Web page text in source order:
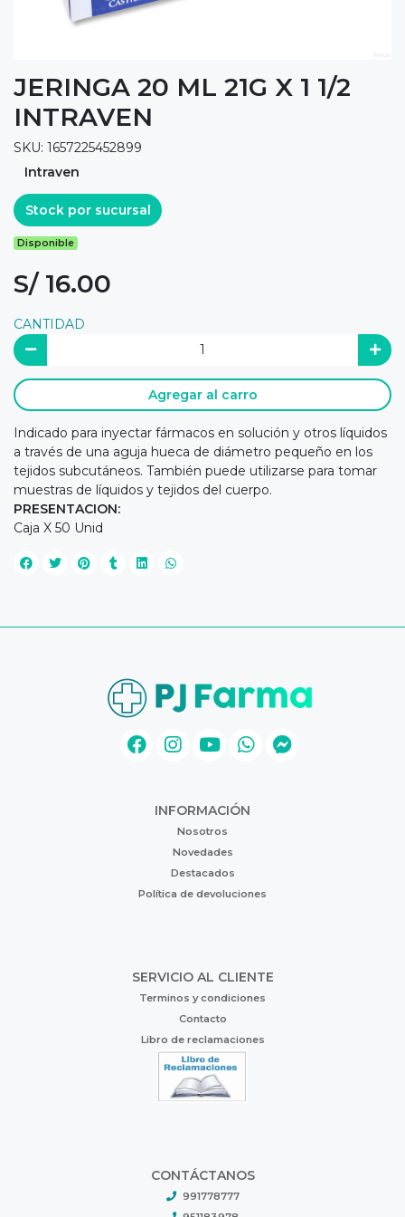
JERINGA 20 ML 21G X 1 1/2
INTRAVEN
SKU: 1657225452899
Intraven
Stock por sucursal
Disponible
S/ 16.00
CANTIDAD
Agregar al carro
Indicado para inyectar fármacos en solución y otros líquidos
a través de una aguja hueca de diámetro pequeño en los
tejidos subcutáneos. También puede utilizarse para tomar
muestras de líquidos y tejidos del cuerpo.
PRESENTACION:
Caja X 50 Unid
INFORMACIÓN
Nosotros
Novedades
Destacados
Política de devoluciones
SERVICIO AL CLIENTE
Terminos y condiciones
Contacto
Libro de reclamaciones
CONTÁCTANOS
991778777